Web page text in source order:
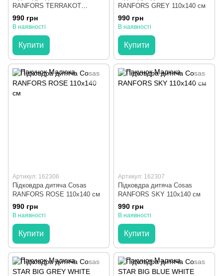
RANFORS TERRAKOT
110х140 см
990 грн
В наявності
Купити
RANFORS GREY 110х140 см
990 грн
В наявності
Купити
Артикул: 162306
Підковдра дитяча Cosas
RANFORS ROSE 110х140 см
990 грн
В наявності
Купити
Артикул: 162307
Підковдра дитяча Cosas
RANFORS SKY 110х140 см
990 грн
В наявності
Купити